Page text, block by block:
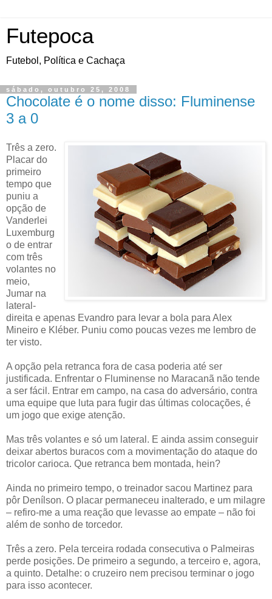
Futepoca
Futebol, Política e Cachaça
sábado, outubro 25, 2008
Chocolate é o nome disso: Fluminense
3 a 0
Três a zero.
Placar do
primeiro
tempo que
puniu a
opção de
Vanderlei
Luxemburg
o de entrar
com três
volantes no
meio,
Jumar na
lateral-
direita e apenas Evandro para levar a bola para Alex
Mineiro e Kléber. Puniu como poucas vezes me lembro de
ter visto.
A opção pela retranca fora de casa poderia até ser
justificada. Enfrentar o Fluminense no Maracanã não tende
a ser fácil. Entrar em campo, na casa do adversário, contra
uma equipe que luta para fugir das últimas colocações, é
um jogo que exige atenção.
Mas três volantes e só um lateral. E ainda assim conseguir
deixar abertos buracos com a movimentação do ataque do
tricolor carioca. Que retranca bem montada, hein?
Ainda no primeiro tempo, o treinador sacou Martinez para
pôr Denílson. O placar permaneceu inalterado, e um milagre
– refiro-me a uma reação que levasse ao empate – não foi
além de sonho de torcedor.
Três a zero. Pela terceira rodada consecutiva o Palmeiras
perde posições. De primeiro a segundo, a terceiro e, agora,
a quinto. Detalhe: o cruzeiro nem precisou terminar o jogo
para isso acontecer.